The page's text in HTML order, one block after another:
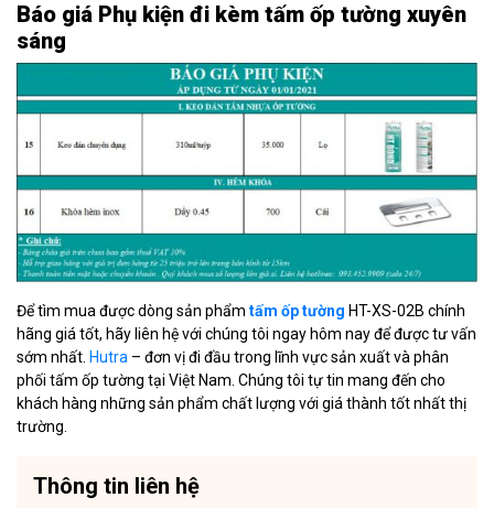
Báo giá Phụ kiện đi kèm tấm ốp tường xuyên
sáng
Để tìm mua được dòng sản phẩm tấm ốp tường HT-XS-02B chính
hãng giá tốt, hãy liên hệ với chúng tôi ngay hôm nay để được tư vấn
sớm nhất. Hutra – đơn vị đi đầu trong lĩnh vực sản xuất và phân
phối tấm ốp tường tại Việt Nam. Chúng tôi tự tin mang đến cho
khách hàng những sản phẩm chất lượng với giá thành tốt nhất thị
trường.
Thông tin liên hệ